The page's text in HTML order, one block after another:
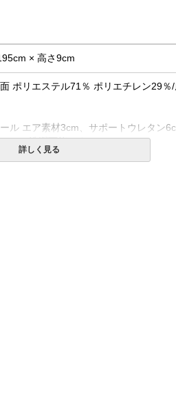
× 高さ9cm
ポリエステル71％ ポリエチレン29％
ル エア素材3cm、サポートウレタン
てお洗濯可能です。
できません。
詳しく見る